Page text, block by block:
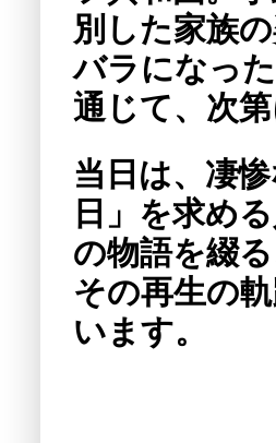
別した家族
バラになっ
通じて、次
当日は、凄
日」を求め
の物語を綴
その再生の
います。